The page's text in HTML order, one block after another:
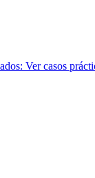
Ver casos